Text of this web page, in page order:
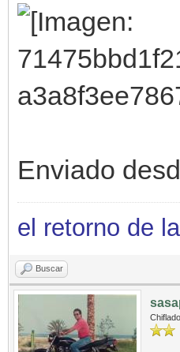
Enviado
el retorno de
Buscar